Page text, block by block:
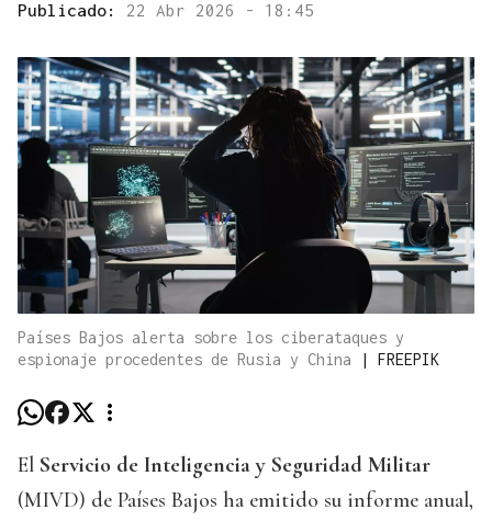
Publicado: 22 Abr 2026 - 18:45
Países Bajos alerta sobre los ciberataques y
espionaje procedentes de Rusia y China
| FREEPIK
El Servicio de Inteligencia y Seguridad Militar
(MIVD) de Países Bajos ha emitido su informe anual,